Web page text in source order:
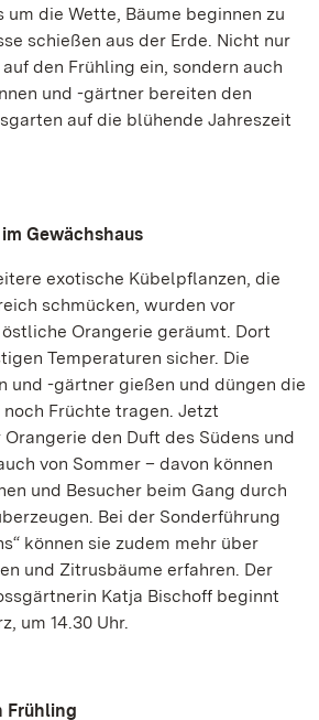
die Wette, Bäume beginnen zu
schießen aus der Erde. Nicht nur
den Frühling ein, sondern auch
und -gärtner bereiten den
auf die blühende Jahreszeit
Gewächshaus
exotische Kübelpflanzen, die
schmücken, wurden vor
Orangerie geräumt. Dort
Temperaturen sicher. Die
und -gärtner gießen und düngen die
noch Früchte tragen. Jetzt
den Duft des Südens und
von Sommer – davon können
und Besucher beim Gang durch
Bei der Sonderführung
können sie zudem mehr über
und Zitrusbäume erfahren. Der
Katja Bischoff beginnt
um 14.30 Uhr.
Frühling